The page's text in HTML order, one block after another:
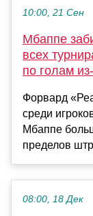
10:00, 21 Сен
Мбаппе
всех
по голам
Форвард
среди
Мбаппе
пределов
08:00, 18 Дек